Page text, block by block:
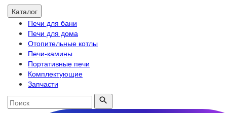
Каталог
Печи для бани
Печи для дома
Отопительные котлы
Печи-камины
Портативные печи
Комплектующие
Запчасти